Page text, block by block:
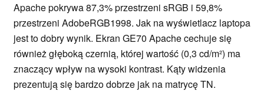
Apache pokrywa 87,3% przestrzeni sRGB i 59,8%
przestrzeni AdobeRGB1998. Jak na wyświetlacz laptopa
jest to dobry wynik. Ekran GE70 Apache cechuje się
również głęboką czernią, której wartość (0,3 cd/m²) ma
znaczący wpływ na wysoki kontrast. Kąty widzenia
prezentują się bardzo dobrze jak na matrycę TN.